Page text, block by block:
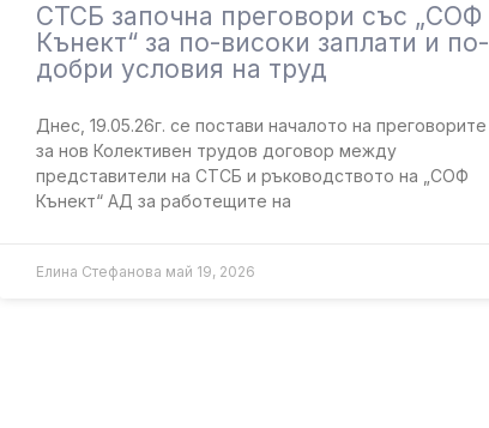
СТСБ започна преговори със „СОФ
Кънект“ за по-високи заплати и по-
добри условия на труд
Днес, 19.05.26г. се постави началото на преговорите
за нов Колективен трудов договор между
представители на СТСБ и ръководството на „СОФ
Кънект“ АД за работещите на
Елина Стефанова май 19, 2026